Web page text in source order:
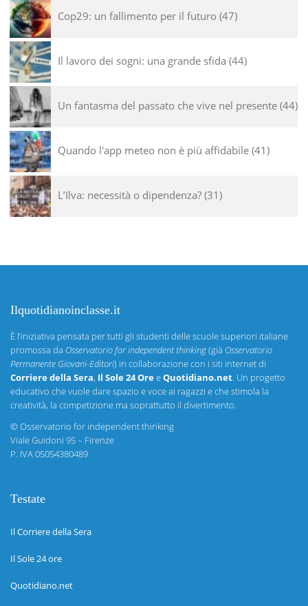
Cop29: un fallimento per il futuro 47
Il lavoro dei sogni: una grande sfida 44
Un fantasma del passato che vive nel presente 44
Quando l'app meteo non è più affidabile 41
L’Ilva: necessità o dipendenza? 31
Ilquotidianoinclasse.it
È l’iniziativa pensata per tutti gli studenti delle scuole superiori italiane
promossa da Osservatorio for independent thinking(già Osservatorio
Permanente Giovani-Editori) in collaborazione con i siti internet di
Corriere della Sera, Il Sole 24 OreeQuotidiano.net. Un progetto
educativo che vuole dare spazio e voce ai ragazzi e che stimola la
creatività, la competizione ma soprattutto il divertimento.
©Osservatorio for independent thinking
Viale Guidoni 95 – Firenze
P. IVA 05054380489
Testate
Il Corriere della Sera
Il Sole 24 ore
Quotidiano.net